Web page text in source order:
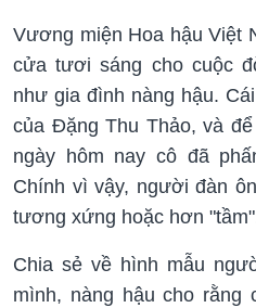
Vương miện Hoa hậu Việt
cửa tươi sáng cho cuộc
như gia đình nàng hậu.
của Đặng Thu Thảo, và
ngày hôm nay cô đã
Chính vì vậy, người đàn
tương xứng hoặc hơn
Chia sẻ về hình mẫu
mình, nàng hậu cho rằng